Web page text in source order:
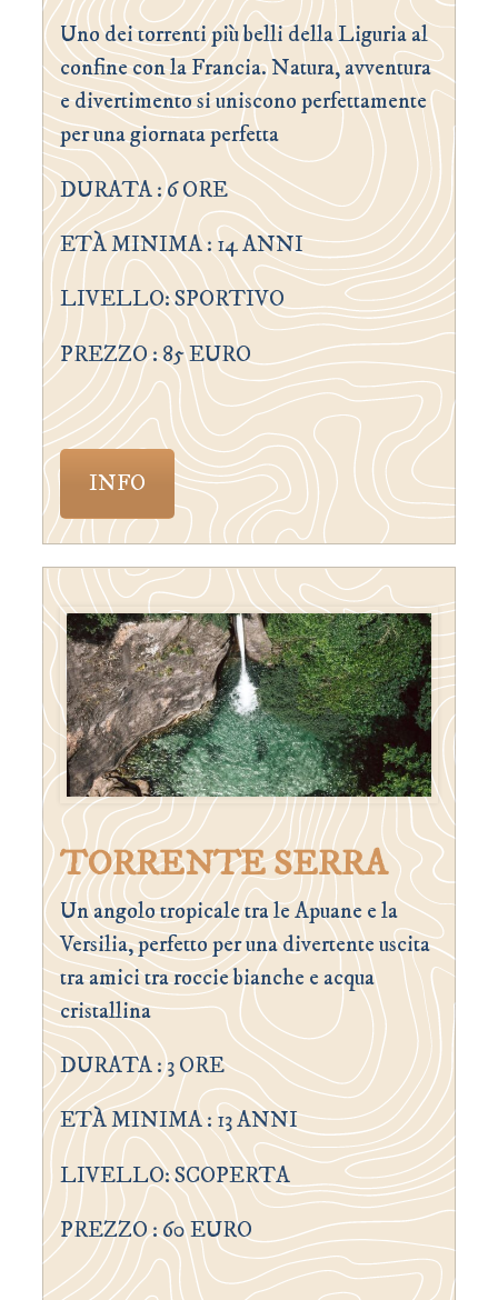
Uno dei torrenti più belli della Liguria al
confine con la Francia. Natura, avventura
e divertimento si uniscono perfettamente
per una giornata perfetta
DURATA : 6 ORE
ETÀ MINIMA : 14 ANNI
LIVELLO: SPORTIVO
PREZZO : 85 EURO
INFO
TORRENTE SERRA
Un angolo tropicale tra le Apuane e la
Versilia, perfetto per una divertente uscita
tra amici tra roccie bianche e acqua
cristallina
DURATA : 3 ORE
ETÀ MINIMA : 13 ANNI
LIVELLO: SCOPERTA
PREZZO : 60 EURO